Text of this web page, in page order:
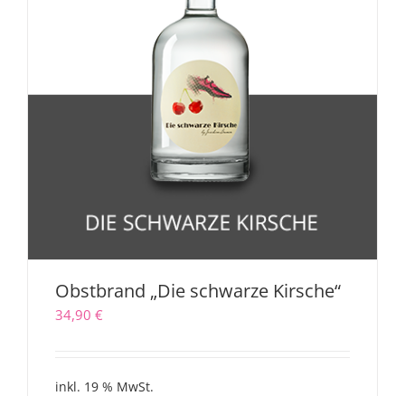
Obstbrand „Die schwarze Kirsche“
34,90 €
inkl. 19 % MwSt.